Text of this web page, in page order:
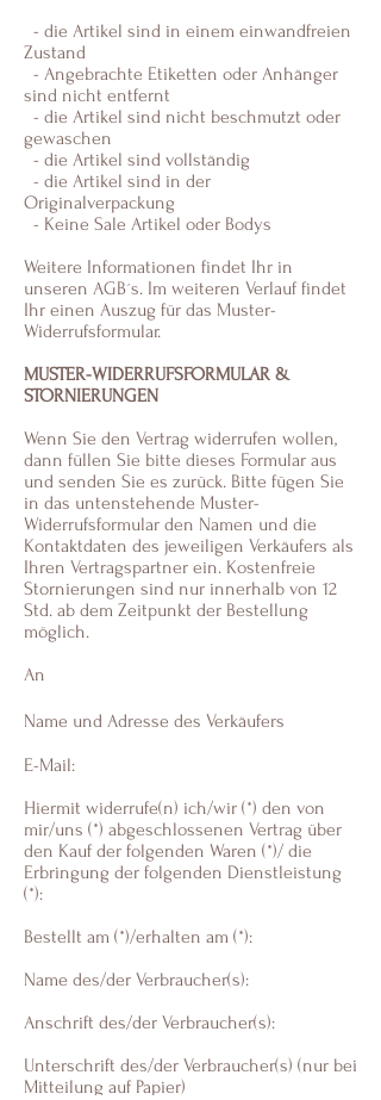
- die Artikel sind in einem einwandfreien
Zustand
- Angebrachte Etiketten oder Anhänger
sind nicht entfernt
- die Artikel sind nicht beschmutzt oder
gewaschen
- die Artikel sind vollständig
- die Artikel sind in der
Originalverpackung
- Keine Sale Artikel oder Bodys
Weitere Informationen findet Ihr in
unseren AGB´s. Im weiteren Verlauf findet
Ihr einen Auszug für das Muster-
Widerrufsformular.
MUSTER-WIDERRUFSFORMULAR &
STORNIERUNGEN
Wenn Sie den Vertrag widerrufen wollen,
dann füllen Sie bitte dieses Formular aus
und senden Sie es zurück. Bitte fügen Sie
in das untenstehende Muster-
Widerrufsformular den Namen und die
Kontaktdaten des jeweiligen Verkäufers als
Ihren Vertragspartner ein. Kostenfreie
Stornierungen sind nur innerhalb von 12
Std. ab dem Zeitpunkt der Bestellung
möglich.
An
Name und Adresse des Verkäufers
E-Mail:
Hiermit widerrufe(n) ich/wir (*) den von
mir/uns (*) abgeschlossenen Vertrag über
den Kauf der folgenden Waren (*)/ die
Erbringung der folgenden Dienstleistung
(*):
Bestellt am (*)/erhalten am (*):
Name des/der Verbraucher(s):
Anschrift des/der Verbraucher(s):
Unterschrift des/der Verbraucher(s) (nur bei
Mitteilung auf Papier)